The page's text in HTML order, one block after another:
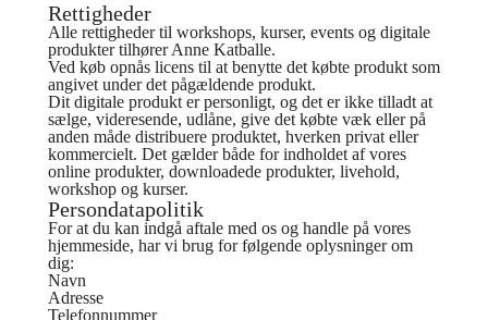
Rettigheder
Alle rettigheder til workshops, kurser, events og digitale
produkter tilhører Anne Katballe.
Ved køb opnås licens til at benytte det købte produkt som
angivet under det pågældende produkt.
Dit digitale produkt er personligt, og det er ikke tilladt at
sælge, videresende, udlåne, give det købte væk eller på
anden måde distribuere produktet, hverken privat eller
kommercielt. Det gælder både for indholdet af vores
online produkter, downloadede produkter, livehold,
workshop og kurser.
Persondatapolitik
For at du kan indgå aftale med os og handle på vores
hjemmeside, har vi brug for følgende oplysninger om
dig:
Navn
Adresse
Telefonnummer